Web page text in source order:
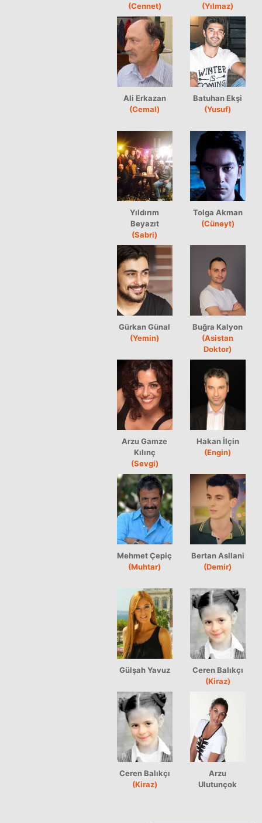
(Cennet) (Yılmaz)
Ali Erkazan
(Cemal)
Batuhan Ekşi
(Yusuf)
Yıldırım
Beyazıt
(Sabri)
Tolga Akman
(Cüneyt)
Gürkan Günal
(Yemin)
Buğra Kalyon
(Asistan
Doktor)
Arzu Gamze
Kılınç
(Sevgi)
Hakan İlçin
(Engin)
Mehmet Çepiç
(Muhtar)
Bertan Asllani
(Demir)
Gülşah Yavuz
Ceren Balıkçı
(Kiraz)
Ceren Balıkçı
(Kiraz)
Arzu
Ulutunçok